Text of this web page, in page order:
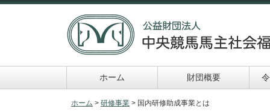
ホーム 財団概要
令和６年助成事業 申請及び報告書類一
ホーム > 研修事業 > 国内研修助成事業とは